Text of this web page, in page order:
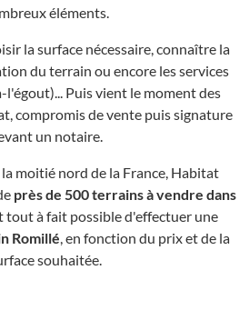
éléments.
la surface nécessaire, connaître la
du terrain ou encore les services
l'égout)... Puis vient le moment des
compromis de vente puis signature
un notaire.
moitié nord de la France, Habitat
près de 500 terrains à vendre dans
tout à fait possible d'effectuer une
Romillé, en fonction du prix et de la
souhaitée.